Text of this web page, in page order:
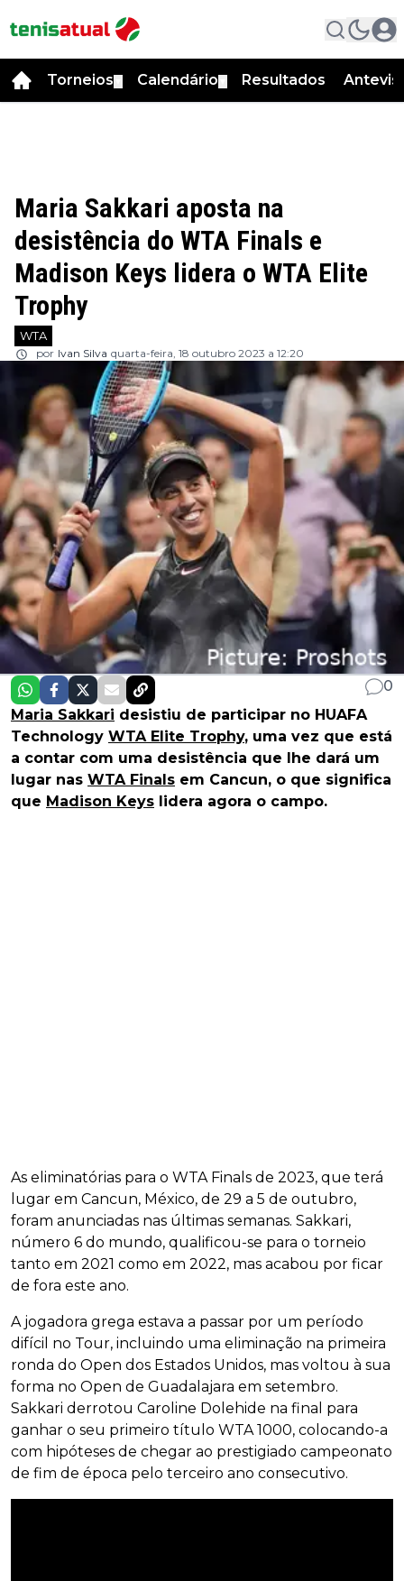
Torneios Calendário Resultados
Maria Sakkari aposta na
desistência do WTA Finals e
Madison Keys lidera o WTA Elite
Trophy
WTA
por Ivan Silva quarta-feira, 18 outubro 2023 a 12:20
0
Maria Sakkari desistiu de participar no HUAFA
Technology WTA Elite Trophy, uma vez que está
a contar com uma desistência que lhe dará um
lugar nas WTA Finals em Cancun, o que significa
que Madison Keys lidera agora o campo.
As eliminatórias para o WTA Finals de 2023, que terá
lugar em Cancun, México, de 29 a 5 de outubro,
foram anunciadas nas últimas semanas. Sakkari,
número 6 do mundo, qualificou-se para o torneio
tanto em 2021 como em 2022, mas acabou por ficar
de fora este ano.
A jogadora grega estava a passar por um período
difícil no Tour, incluindo uma eliminação na primeira
ronda do Open dos Estados Unidos, mas voltou à sua
forma no Open de Guadalajara em setembro.
Sakkari derrotou Caroline Dolehide na final para
ganhar o seu primeiro título WTA 1000, colocando-a
com hipóteses de chegar ao prestigiado campeonato
de fim de época pelo terceiro ano consecutivo.